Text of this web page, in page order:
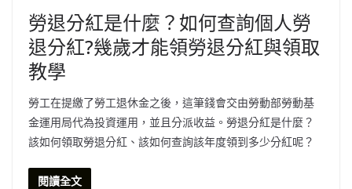
勞退分紅是什麼？如何查詢個人勞
退分紅?幾歲才能領勞退分紅與領取
教學
勞工在提繳了勞工退休金之後，這筆錢會交由勞動部勞動基
金運用局代為投資運用，並且分派收益。勞退分紅是什麼？
該如何領取勞退分紅、該如何查詢該年度領到多少分紅呢？
閱讀全文